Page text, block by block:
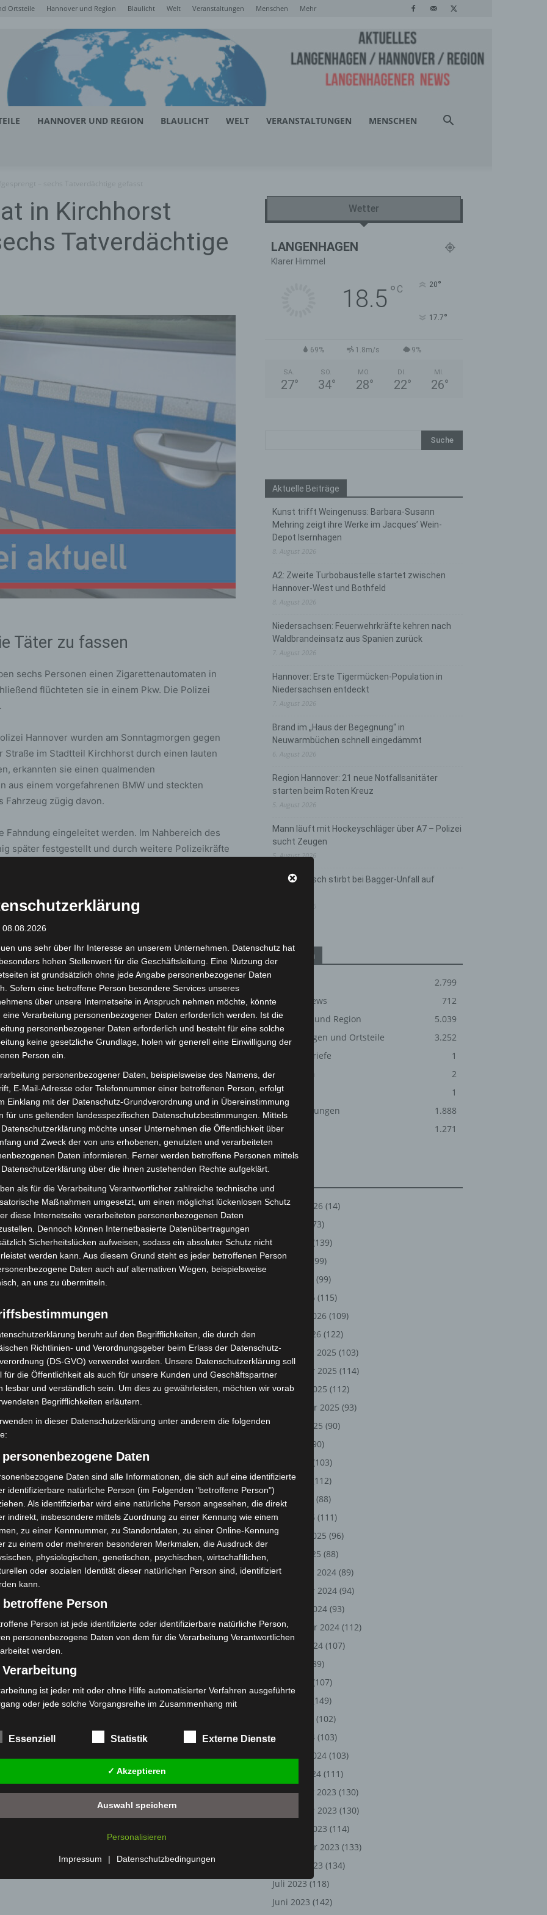
Ortsteile Hannover und Region Blaulicht Welt Veranstaltungen Menschen Mehr
HANNOVER UND REGION BLAULICHT WELT VERANSTALTUNGEN MENSCHEN
in Kirchhorst
Tatverdächtige
Täter zu fassen
sechs Personen einen Zigarettenautomaten in
flüchteten sie in einem Pkw. Die Polizei
Hannover wurden am Sonntagmorgen gegen
im Stadtteil Kirchhorst durch einen lauten
erkannten sie einen qualmenden
aus einem vorgefahrenen BMW und steckten
Fahrzeug zügig davon.
Fahndung eingeleitet werden. Im Nahbereich des
später festgestellt und durch weitere Polizeikräfte
Schalter eines Schnellrestaurants einfuhr,
männliche Personen festgestellt. Die aus der
zwischen 15 und 19 Jahren alt. Bei ihnen konnten
zur Sprengung des Automaten gefunden
polizeilichen Erkenntnissen auf circa 5.000
wurden die Jugendlichen/Heranwachsenden,
Obhut der Eltern entlassen. Die Ermittlungen
dauern weiter an.
Nächster Artikel
der Begegnung“ in
schnell
Region Hannover: 21 neue
Notfallsanitäter starten beim Roten
Kreuz
stirbt bei Bagger-
Gasleitung bei McDonald’s-Umbau in
Langenhagen beschädigt
Wetter
LANGENHAGEN
Klarer Himmel
18.5° C 20°
17.7°
69% 1.8m/s 9%
SA.
27°
SO.
34°
MO.
28°
DI.
22°
MI.
26°
Aktuelle Beiträge
Kunst trifft Weingenuss: Barbara-Susann
Mehring zeigt ihre Werke im Jacques’ Wein-
Depot Isernhagen
8. August 2026
A2: Zweite Turbobaustelle startet zwischen
Hannover-West und Bothfeld
8. August 2026
Niedersachsen: Feuerwehrkräfte kehren nach
Waldbrandeinsatz aus Spanien zurück
7. August 2026
Hannover: Erste Tigermücken-Population in
Niedersachsen entdeckt
7. August 2026
Brand im „Haus der Begegnung“ in
Neuwarmbüchen schnell eingedämmt
6. August 2026
Region Hannover: 21 neue Notfallsanitäter
starten beim Roten Kreuz
5. August 2026
Mann läuft mit Hockeyschläger über A7 – Polizei
sucht Zeugen
5. August 2026
Celle: Mensch stirbt bei Bagger-Unfall auf
Kategorien
2.799
Corona-News
712
Hannover und Region
5.039
Langenhagen und Ortsteile
3.252
Leserbriefe
1
Menschen
2
Über uns
1
Veranstaltungen
1.888
Welt
1.271
August 2026 (14)
(73)
(139)
Mai 2026
(99)
(99)
März 2026 (115)
Februar 2026 (109)
Januar 2026 (122)
Dezember 2025 (103)
November 2025 (114)
Oktober 2025 (112)
September 2025 (93)
August 2025 (90)
(90)
(103)
Mai 2025
(112)
April 2025
(88)
März 2025 (111)
Februar 2025 (96)
Januar 2025 (88)
Dezember 2024 (89)
November 2024 (94)
Oktober 2024 (93)
September 2024 (112)
August 2024 (107)
(89)
(107)
(149)
(102)
März 2024 (103)
Februar 2024 (103)
Januar 2024 (111)
Dezember 2023 (130)
November 2023 (130)
Oktober 2023 (114)
September 2023 (133)
August 2023 (134)
Juli 2023 (118)
Juni 2023 (142)
08.08.2026
uns sehr über Ihr Interesse an unserem Unternehmen. Datenschutz hat
hohen Stellenwert für die Geschäftsleitung. Eine Nutzung der
ist grundsätzlich ohne jede Angabe personenbezogener Daten
Sofern eine betroffene Person besondere Services unseres
über unsere Internetseite in Anspruch nehmen möchte, könnte
eine Verarbeitung personenbezogener Daten erforderlich werden. Ist die
personenbezogener Daten erforderlich und besteht für eine solche
keine gesetzliche Grundlage, holen wir generell eine Einwilligung der
Person ein.
personenbezogener Daten, beispielsweise des Namens, der
E-Mail-Adresse oder Telefonnummer einer betroffenen Person, erfolgt
Einklang mit der Datenschutz-Grundverordnung und in Übereinstimmung
für uns geltenden landesspezifischen Datenschutzbestimmungen. Mittels
möchte unser Unternehmen die Öffentlichkeit über
und Zweck der von uns erhobenen, genutzten und verarbeiteten
Daten informieren. Ferner werden betroffene Personen mittels
über die ihnen zustehenden Rechte aufgeklärt.
als für die Verarbeitung Verantwortlicher zahlreiche technische und
Maßnahmen umgesetzt, um einen möglichst lückenlosen Schutz
diese Internetseite verarbeiteten personenbezogenen Daten
Dennoch können Internetbasierte Datenübertragungen
Sicherheitslücken aufweisen, sodass ein absoluter Schutz nicht
werden kann. Aus diesem Grund steht es jeder betroffenen Person
Daten auch auf alternativen Wegen, beispielsweise
an uns zu übermitteln.
beruht auf den Begrifflichkeiten, die durch den
Richtlinien- und Verordnungsgeber beim Erlass der Datenschutz-
(DS-GVO) verwendet wurden. Unsere Datenschutzerklärung soll
für die Öffentlichkeit als auch für unsere Kunden und Geschäftspartner
lesbar und verständlich sein. Um dies zu gewährleisten, möchten wir vorab
Begrifflichkeiten erläutern.
in dieser Datenschutzerklärung unter anderem die folgenden
personenbezogene Daten
Daten sind alle Informationen, die sich auf eine identifizierte
identifizierbare natürliche Person (im Folgenden "betroffene Person")
Als identifizierbar wird eine natürliche Person angesehen, die direkt
indirekt, insbesondere mittels Zuordnung zu einer Kennung wie einem
zu einer Kennnummer, zu Standortdaten, zu einer Online-Kennung
zu einem oder mehreren besonderen Merkmalen, die Ausdruck der
physiologischen, genetischen, psychischen, wirtschaftlichen,
oder sozialen Identität dieser natürlichen Person sind, identifiziert
kann.
betroffene Person
Person ist jede identifizierte oder identifizierbare natürliche Person,
personenbezogene Daten von dem für die Verarbeitung Verantwortlichen
werden.
ist jeder mit oder ohne Hilfe automatisierter Verfahren ausgeführte
oder jede solche Vorgangsreihe im Zusammenhang mit
Ordnen, die Speicherung, die Anpassung oder Veränderung, das Auslesen,
Abfragen, die Verwendung, die Offenlegung durch Übermittlung, Verbreitung
eine andere Form der Bereitstellung, den Abgleich oder die Verknüpfung,
Einschränkung, das Löschen oder die Vernichtung.
Einschränkung der Verarbeitung
der Verarbeitung ist die Markierung gespeicherter
ist jede Art der automatisierten Verarbeitung personenbezogener
die darin besteht, dass diese personenbezogenen Daten verwendet
um bestimmte persönliche Aspekte, die sich auf eine natürliche Person
Essenziell Statistik Externe Dienste
✓ Akzeptieren
Auswahl speichern
Personalisieren
Impressum | Datenschutzbedingungen